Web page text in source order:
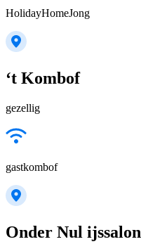
HolidayHomeJong
‘t Kombof
gezellig
gastkombof
Onder Nul ijssalon